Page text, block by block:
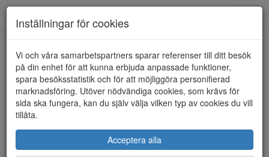
HEM ECCO
Inställningar för cookies
Vi och våra samarbetspartners sparar referenser till ditt besök
på din enhet för att kunna erbjuda anpassade funktioner,
spara besöksstatistik och för att möjliggöra personifierad
marknadsföring. Utöver nödvändiga cookies, som krävs för
sida ska fungera, kan du själv välja vilken typ av cookies du vill
tillåta.
Acceptera alla